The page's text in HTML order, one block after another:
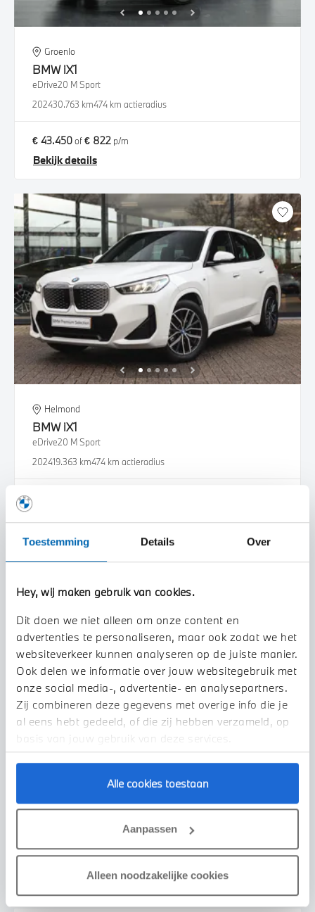
Toestemming Details Over
Hey, wij maken gebruik van cookies.
Dit doen we niet alleen om onze content en
advertenties te personaliseren, maar ook zodat we het
websiteverkeer kunnen analyseren op de juiste manier.
Ook delen we informatie over jouw websitegebruik met
onze social media-, advertentie- en analysepartners.
Zij combineren deze gegevens met overige info die je
al eens hebt gedeeld, of die zij hebben verzameld, op
basis van jouw gebruik van deze services.
Alle cookies toestaan
Aanpassen
Alleen noodzakelijke cookies
Groenlo
BMW iX1
eDrive20 M Sport
202430.763 km474 km actieradius
€ 43.450of€ 822 p/m
Bekijk details
Helmond
BMW iX1
eDrive20 M Sport
202419.363 km474 km actieradius
Venlo
€ 43.950of€ 832p/m
Bekijk details